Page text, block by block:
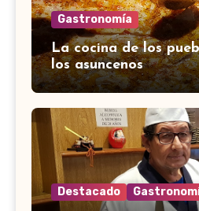
Gastronomía
La cocina de los
los asuncenos
Destacado